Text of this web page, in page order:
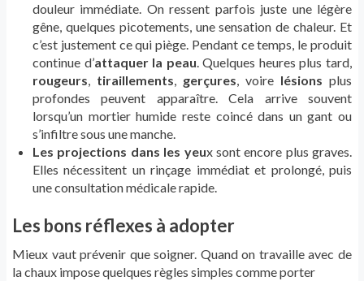
douleur immédiate. On ressent parfois juste une légère
gêne, quelques picotements, une sensation de chaleur. Et
c’est justement ce qui piège. Pendant ce temps, le produit
continue d’attaquer la peau. Quelques heures plus tard,
rougeurs, tiraillements, gerçures, voire lésions plus
profondes peuvent apparaître. Cela arrive souvent
lorsqu’un mortier humide reste coincé dans un gant ou
s’infiltre sous une manche.
Les projections dans les yeux sont encore plus graves.
Elles nécessitent un rinçage immédiat et prolongé, puis
une consultation médicale rapide.
Les bons réflexes à adopter
Mieux vaut prévenir que soigner. Quand on travaille avec de
la chaux impose quelques règles simples comme porter